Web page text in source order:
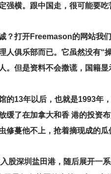
强横。跟中国走，很可能要
？打开Freemason的网站我
人俱乐部而已。它虽然没有
。但是资料不会撒谎，国籍显
的13年以后，也就是1993年，
缓了在加拿大和香 港的投资
修蔓他不上，抢着摘现成的瓜
股深圳盐田港，随后展开一